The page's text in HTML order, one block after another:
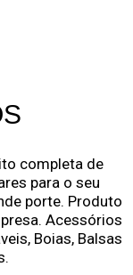
completa de
para o seu
porte. Produto
Acessórios
Boias, Balsas